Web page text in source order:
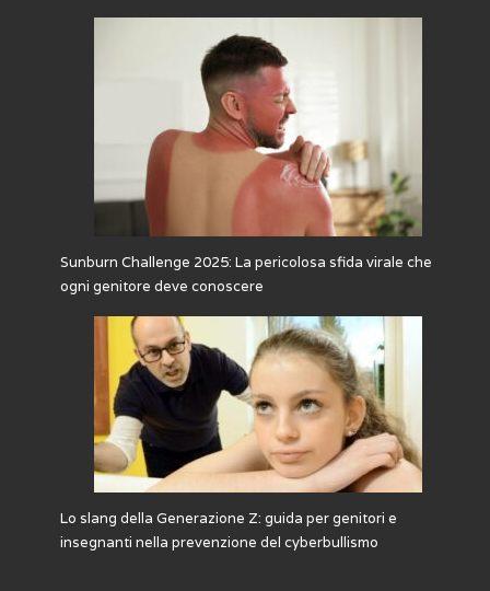
Sunburn Challenge 2025: La pericolosa sfida virale che
ogni genitore deve conoscere
Lo slang della Generazione Z: guida per genitori e
insegnanti nella prevenzione del cyberbullismo